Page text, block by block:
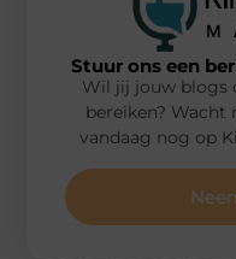
Stuur ons een
Wil jij jouw blogs
bereiken? Wacht
vandaag nog op